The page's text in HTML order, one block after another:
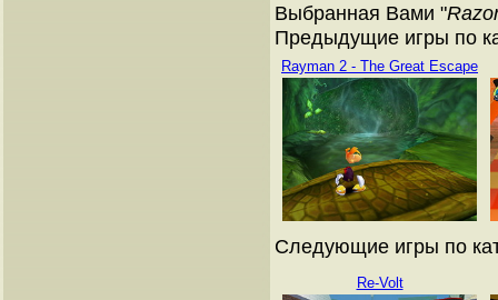
Выбранная Вами "
Предыдущие игры по
Rayman 2 - The Great Escape
Следующие игры по
Re-Volt